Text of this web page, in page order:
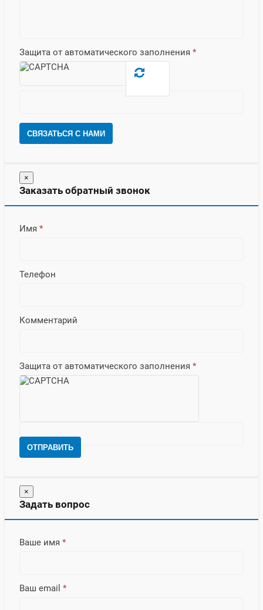
Защита от автоматического заполнения *
СВЯЗАТЬСЯ С НАМИ
×
Заказать обратный звонок
Имя *
Телефон
Комментарий
Защита от автоматического заполнения *
ОТПРАВИТЬ
×
Задать вопрос
Ваше имя *
Ваш email *